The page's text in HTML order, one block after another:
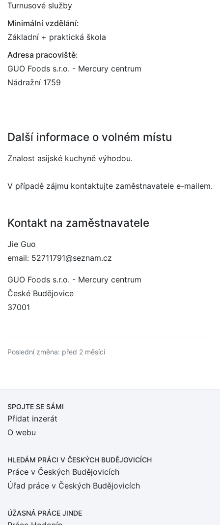
Turnusové služby
Minimální vzdělání:
Základní + praktická škola
Adresa pracoviště:
GUO Foods s.r.o. - Mercury centrum
Nádražní 1759
Další informace o volném místu
Znalost asijské kuchyně výhodou.
V případě zájmu kontaktujte zaměstnavatele e-mailem.
Kontakt na zaměstnavatele
Jie Guo
email: 52711791@seznam.cz
GUO Foods s.r.o. - Mercury centrum
České Budějovice
37001
Poslední změna: před 2 měsíci
SPOJTE SE SÁMI
Přidat inzerát
O webu
HLEDÁM PRÁCI V ČESKÝCH BUDĚJOVICÍCH
Práce v Českých Budějovicích
Úřad práce v Českých Budějovicích
ÚŽASNÁ PRÁCE JINDE